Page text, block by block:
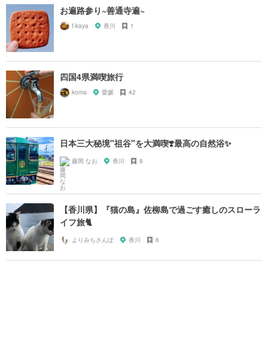
お遍路参り~善通寺遍~
f-kaya 香川 1
四国4県満喫旅行
koma 愛媛 42
日本三大秘境"祖谷"を大満喫❣️最高の自然浴✨
藤岡 なお 香川 8
【香川県】『猫の島』佐柳島で過ごす癒しのスローラ
イフ旅🐈
よりみちさんぽ 香川 6